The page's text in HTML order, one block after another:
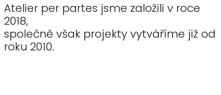
Atelier per partes jsme založili v roce
2018,
společně však projekty vytváříme již od
roku 2010.